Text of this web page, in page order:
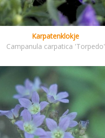
Karpatenklokje
Campanula carpatica 'Torpedo'